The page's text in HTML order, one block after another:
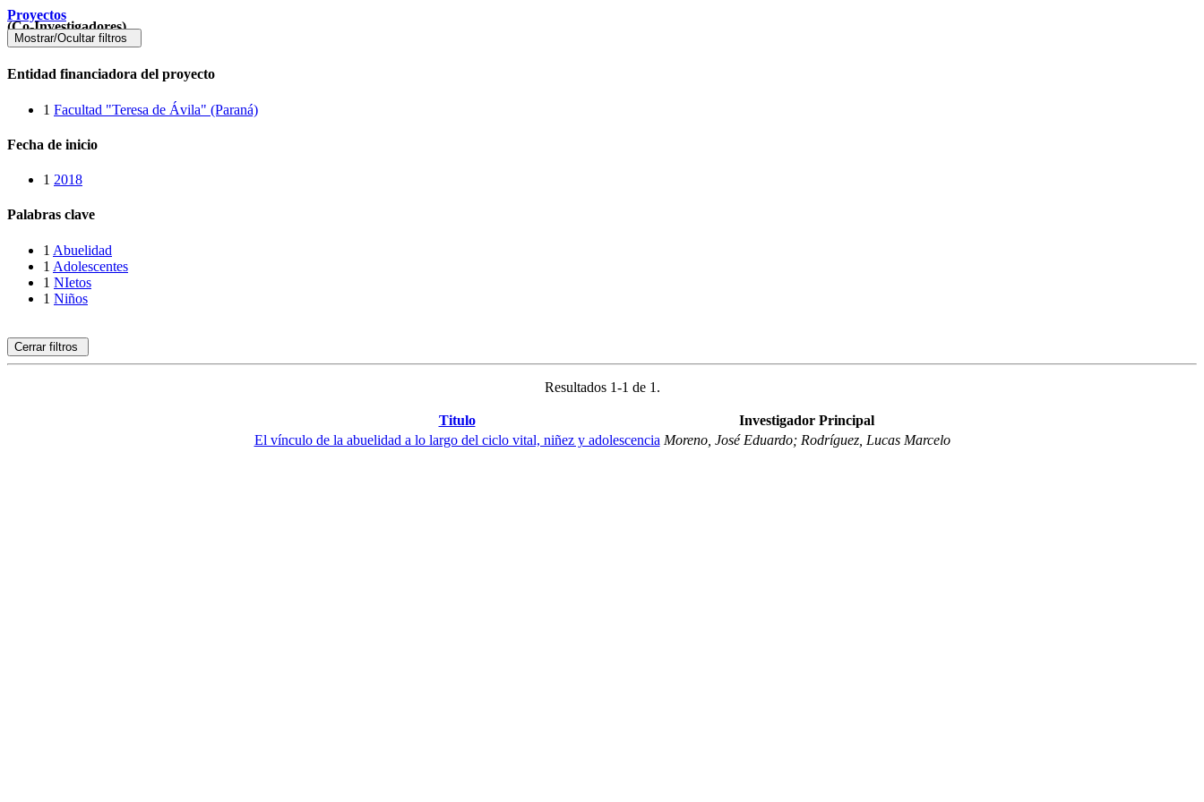
Proyectos
(Co-Investigadores)
Entidad financiadora del proyecto
1 Facultad "Teresa de Ávila" (Paraná)
Fecha de inicio
1 2018
Palabras clave
1 Abuelidad
1 Adolescentes
1 NIetos
1 Niños
Cerrar filtros
Resultados 1-1 de 1.
Titulo
Investigador Principal
El vínculo de la abuelidad a lo largo del ciclo vital, niñez y adolescencia Moreno, José Eduardo; Rodríguez, Lucas Marcelo